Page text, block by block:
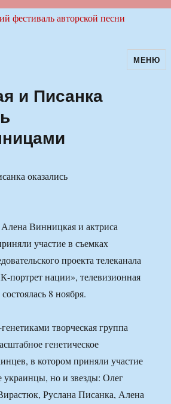
авторскойМЕНЮ
и Писанка
Винницкая и актриса
участие в съемках
проекта телеканала
нации», телевизионная
8 ноября.
творческая группа
генетическое
в котором приняли участие
украинцы, но и звезды: Олег
Руслана Писанка, Алена